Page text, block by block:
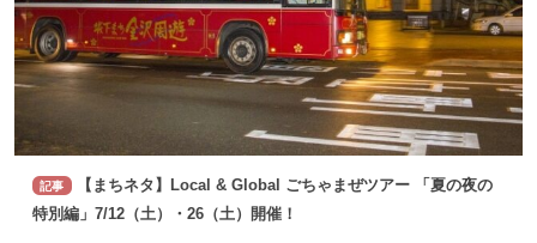
記事
【まちネタ】Local & Global ごちゃまぜツアー 「夏の夜の
特別編」7/12（土）・26（土）開催！